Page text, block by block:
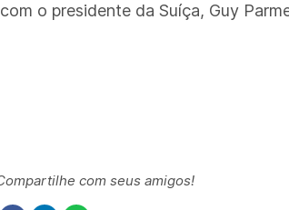
o presidente da Suíça, Guy
com seus amigos!